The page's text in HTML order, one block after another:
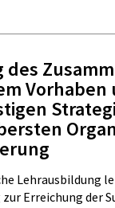
oder
höherer Schulen
zwischen
Steiermark seit
einer
Lehrausbildung
Erreichung der